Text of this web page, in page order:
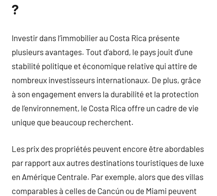
?
Investir dans l’immobilier au Costa Rica présente
plusieurs avantages. Tout d’abord, le pays jouit d’une
stabilité politique et économique relative qui attire de
nombreux investisseurs internationaux. De plus, grâce
à son engagement envers la durabilité et la protection
de l’environnement, le Costa Rica offre un cadre de vie
unique que beaucoup recherchent.
Les prix des propriétés peuvent encore être abordables
par rapport aux autres destinations touristiques de luxe
en Amérique Centrale. Par exemple, alors que des villas
comparables à celles de Cancún ou de Miami peuvent